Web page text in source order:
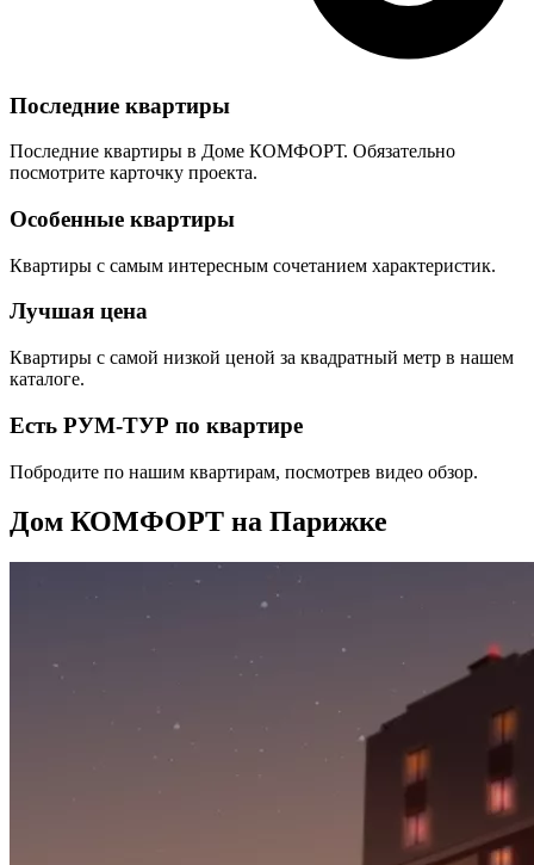
Последние квартиры
Последние квартиры в Доме КОМФОРТ. Обязательно
посмотрите карточку проекта.
Особенные квартиры
Квартиры с самым интересным сочетанием характеристик.
Лучшая цена
Квартиры с самой низкой ценой за квадратный метр в нашем
каталоге.
Есть РУМ-ТУР по квартире
Побродите по нашим квартирам, посмотрев видео обзор.
Дом КОМФОРТ на Парижке